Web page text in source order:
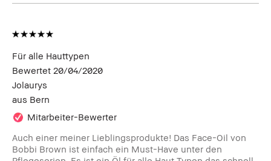
Für alle Hauttypen
Bewertet 20/04/2020
Jolaurys
aus Bern
Mitarbeiter-Bewerter
Auch einer meiner Lieblingsprodukte! Das Face-Oil von
Bobbi Brown ist einfach ein Must-Have unter den